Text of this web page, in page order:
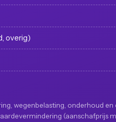
overig)
wegenbelasting, onderhoud en
(aanschafprijs